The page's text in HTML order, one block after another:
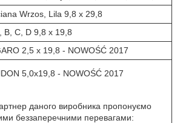
Wrzos, Lila 9,8 x 29,8
B, C, D 9,8 x 19,8
2,5 x 19,8 - NOWOŚĆ 2017
5,0x19,8 - NOWOŚĆ 2017
даного виробника пропонуємо
беззаперечними перевагами: